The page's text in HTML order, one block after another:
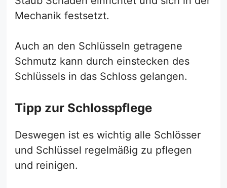
Mechanik festsetzt.
Auch an den Schlüsseln getragene
Schmutz kann durch einstecken des
Schlüssels in das Schloss gelangen.
Tipp zur Schlosspflege
Deswegen ist es wichtig alle Schlösser
und Schlüssel regelmäßig zu pflegen
und reinigen.